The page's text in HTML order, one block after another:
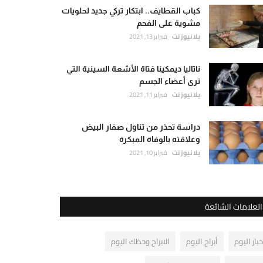
كباب القطايف.. ابتكار تركي جديد لحلويات
مشوية على الفحم
يلا نيوز نت فبراير 13, 2021
ناتاليا ديمكينا فتاة الأشعة السينية التي
ترى أعضاء الجسم
يلا نيوز نت فبراير 11, 2021
دراسة تحذر من تناول صفار البيض
وعلاقته بالوفاة المبكرة
يلا نيوز نت فبراير 10, 2021
العلامات الشائعة
اليوم أبراج اليوم
الابراج وحظك اليوم